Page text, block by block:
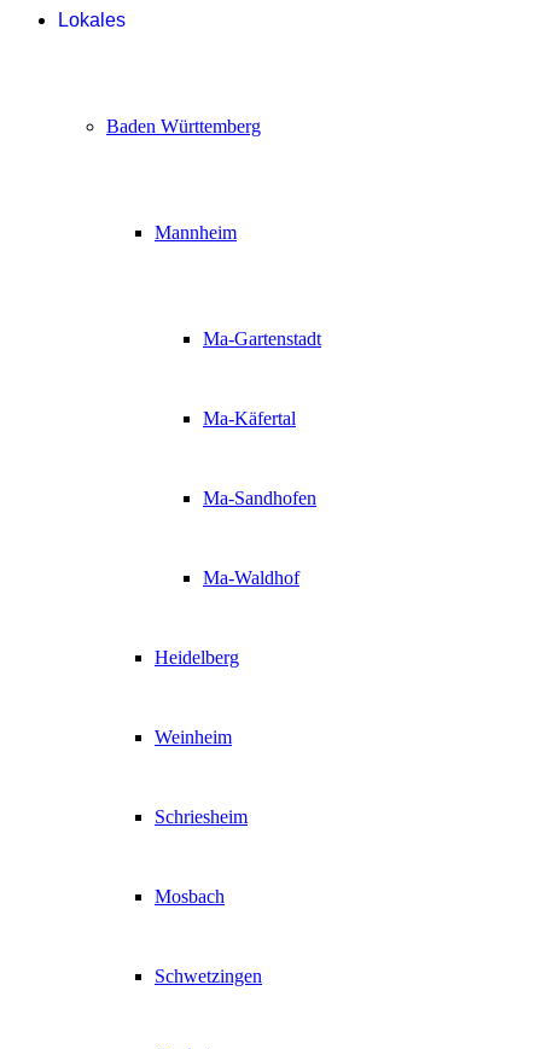
Lokales
Baden Württemberg
Mannheim
Ma-Gartenstadt
Ma-Käfertal
Ma-Sandhofen
Ma-Waldhof
Heidelberg
Weinheim
Schriesheim
Mosbach
Schwetzingen